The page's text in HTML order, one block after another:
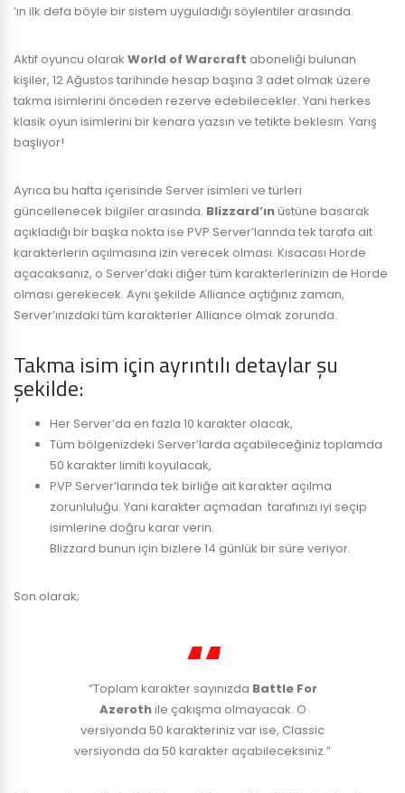
‘ın ilk defa böyle bir sistem uyguladığı söylentiler arasında.
Aktif oyuncu olarak World of Warcraft aboneliği bulunan
kişiler, 12 Ağustos tarihinde hesap başına 3 adet olmak üzere
takma isimlerini önceden rezerve edebilecekler. Yani herkes
klasik oyun isimlerini bir kenara yazsın ve tetikte beklesin. Yarış
başlıyor!
Ayrıca bu hafta içerisinde Server isimleri ve türleri
güncellenecek bilgiler arasında. Blizzard’ınüstüne basarak
açıkladığı bir başka nokta ise PVP Server’larında tek tarafa ait
karakterlerin açılmasına izin verecek olması. Kısacası Horde
açacaksanız, o Server’daki diğer tüm karakterlerinizin de Horde
olması gerekecek. Aynı şekilde Alliance açtığınız zaman,
Server’ınızdaki tüm karakterler Alliance olmak zorunda.
Takma isim için ayrıntılı detaylar şu
şekilde:
Her Server’da en fazla 10 karakter olacak,
Tüm bölgenizdeki Server’larda açabileceğiniz toplamda
50 karakter limiti koyulacak,
PVP Server’larında tek birliğe ait karakter açılma
zorunluluğu. Yani karakter açmadan tarafınızı iyi seçip
isimlerine doğru karar verin.
Blizzard bunun için bizlere 14 günlük bir süre veriyor.
Son olarak;
“Toplam karakter sayınızda Battle For
Azerothile çakışma olmayacak. O
versiyonda 50 karakteriniz var ise, Classic
versiyonda da 50 karakter açabileceksiniz.”